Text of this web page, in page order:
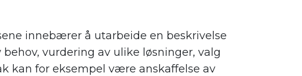
innebærer å utarbeide en beskrivelse
vurdering av ulike løsninger, valg
kan for eksempel være anskaffelse av